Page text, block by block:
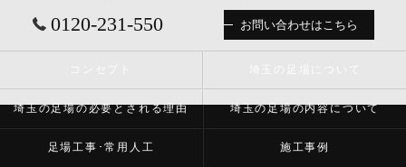
0120-231-550 お問い合わせはこちら
埼玉の足場の必要とされる理由 埼玉の足場の内容について
足場工事･常用人工 施工事例